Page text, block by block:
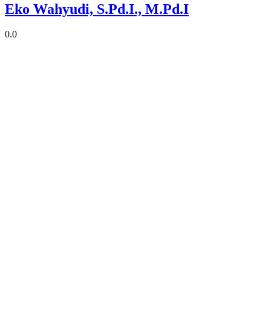
Eko Wahyudi, S.Pd.I., M.Pd.I
0.0